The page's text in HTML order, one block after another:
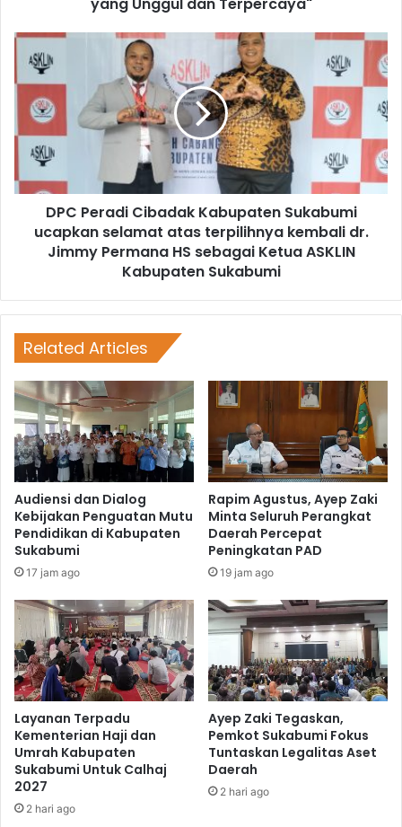
yang Unggul dan Terpercaya"
DPC Peradi Cibadak Kabupaten Sukabumi
ucapkan selamat atas terpilihnya kembali dr.
Jimmy Permana HS sebagai Ketua ASKLIN
Kabupaten Sukabumi
Related Articles
Audiensi dan Dialog
Kebijakan Penguatan Mutu
Pendidikan di Kabupaten
Sukabumi
17 jam ago
Rapim Agustus, Ayep Zaki
Minta Seluruh Perangkat
Daerah Percepat
Peningkatan PAD
19 jam ago
Layanan Terpadu
Kementerian Haji dan
Umrah Kabupaten
Sukabumi Untuk Calhaj
2027
2 hari ago
Ayep Zaki Tegaskan,
Pemkot Sukabumi Fokus
Tuntaskan Legalitas Aset
Daerah
2 hari ago